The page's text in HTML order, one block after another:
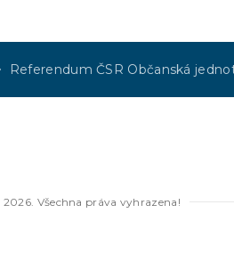
Referendum ČSR Občanská
Všechna práva vyhrazena!